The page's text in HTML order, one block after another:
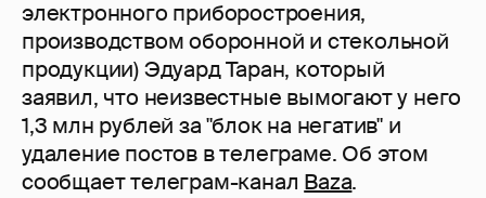
электронного приборостроения,
производством оборонной и стекольной
продукции) Эдуард Таран, который
заявил, что неизвестные вымогают у него
1,3 млн рублей за "блок на негатив" и
удаление постов в телеграме. Об этом
сообщает телеграм-канал Baza.